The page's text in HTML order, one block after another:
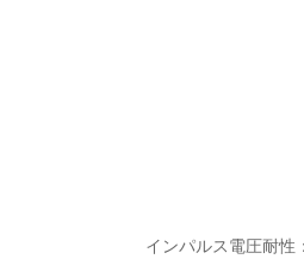
インパルス電圧耐性